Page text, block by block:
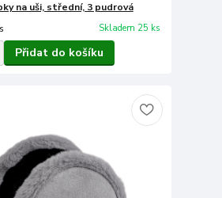
na uši, střední, 3 pudrová
Skladem 25 ks
Přidat do košíku